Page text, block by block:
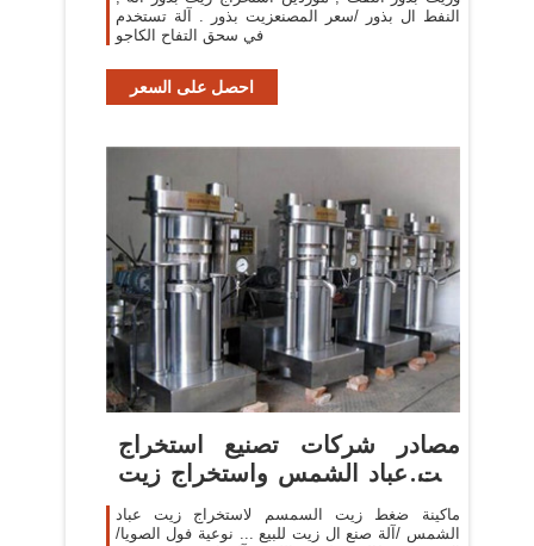
النفط ال بذور /سعر المصنعزيت بذور . آلة تستخدم
في سحق التفاح الكاجو
احصل على السعر
مصادر شركات تصنيع استخراج
زيت عباد الشمس واستخراج زيت
ماكينة ضغط زيت السمسم لاستخراج زيت عباد
الشمس /آلة صنع ال زيت للبيع ... نوعية فول الصويا/